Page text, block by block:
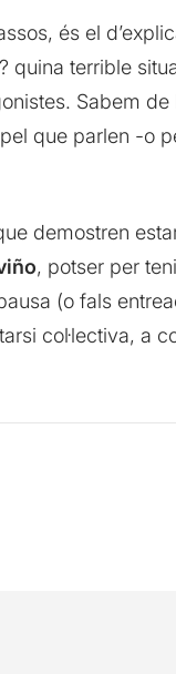
és el
terrible
Sabem
que parlen -o
demostren
, potser per
(o fals
col·lectiva, a